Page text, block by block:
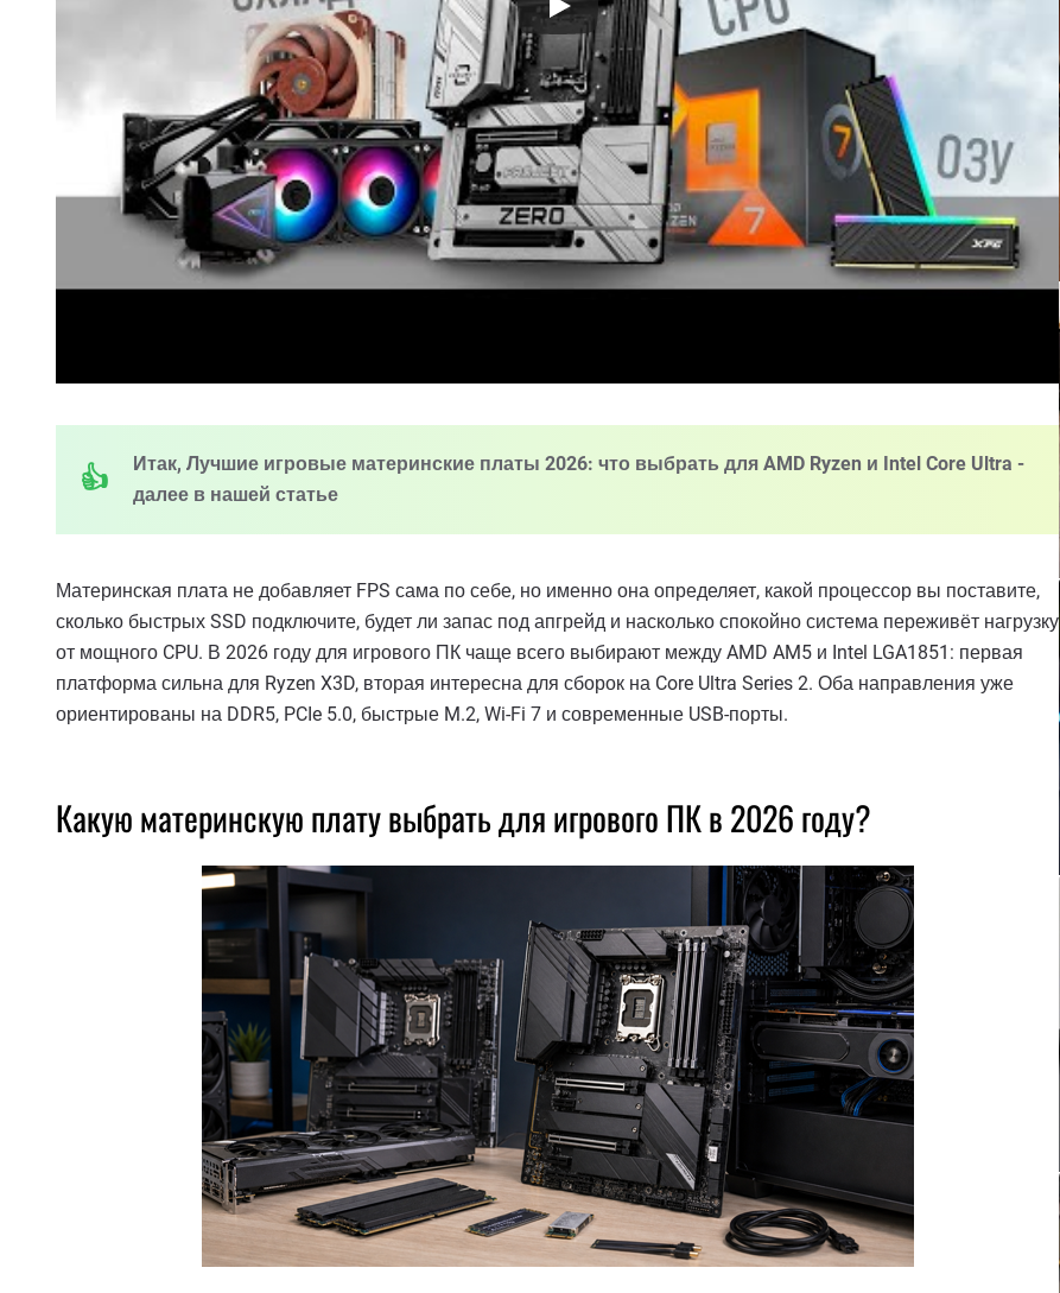
Итак, Лучшие игровые материнские платы 2026: что выбрать для AMD Ryzen и Intel Core Ultra -
далее в нашей статье
Материнская плата не добавляет FPS сама по себе, но именно она определяет, какой процессор вы поставите,
сколько быстрых SSD подключите, будет ли запас под апгрейд и насколько спокойно система переживёт нагрузку
от мощного CPU. В 2026 году для игрового ПК чаще всего выбирают между AMD AM5 и Intel LGA1851: первая
платформа сильна для Ryzen X3D, вторая интересна для сборок на Core Ultra Series 2. Оба направления уже
ориентированы на DDR5, PCIe 5.0, быстрые M.2, Wi-Fi 7 и современные USB-порты.
Какую материнскую плату выбрать для игрового ПК в 2026 году?